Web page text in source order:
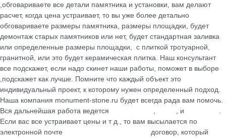
,обговариваете все детали памятника и установки, вам делают
расчет, когда цена устраивает, то вы уже более детально
обговариваете размеры памятника, размеры площадки, будет
демонтаж старых памятников или нет, будет стандартная заливка
или определенные размеры площадки, с плиткой тротуарной,
гранитной, или это будет керамическая плитка. Наш консультант
все подскажет, если надо скинет наши работы, поможет в выборе
,подскажет как лучше. Помните что каждый объект это
индивидуальный проект, к которому нужен определенный подход.
Наша компания monument-stone.ru будет всегда рада вам помочь.
Вся дальнейшая работа ведется
, и
Если вас все устраивает цены и т д., то вам высылается по
электронной почте
договор, который